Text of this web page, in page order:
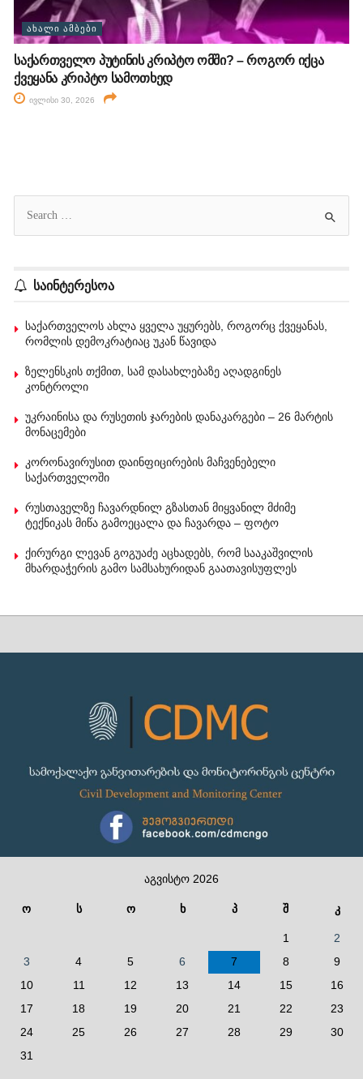
ᲐᲮᲐᲚᲘ ᲐᲛᲑᲔᲑᲘ
საქართველო პუტინის კრიპტო ომში? – როგორ იქცა
ქვეყანა კრიპტო სამოთხედ
ივლისი 30, 2026
საინტერესოა
საქართველოს ახლა ყველა უყურებს, როგორც ქვეყანას,
რომლის დემოკრატიაც უკან წავიდა
ზელენსკის თქმით, სამ დასახლებაზე აღადგინეს
კონტროლი
უკრაინისა და რუსეთის ჯარების დანაკარგები – 26 მარტის
მონაცემები
კორონავირუსით დაინფიცირების მაჩვენებელი
საქართველოში
რუსთაველზე ჩავარდნილ გზასთან მიყვანილ მძიმე
ტექნიკას მიწა გამოეცალა და ჩავარდა – ფოტო
ქირურგი ლევან გოგუაძე აცხადებს, რომ სააკაშვილის
მხარდაჭერის გამო სამსახურიდან გაათავისუფლეს
აგვისტო 2026
ო ს ო ხ პ შ კ
1
2
3
4 5 6 7 8
9
10
11 12 13 14 15
16
17
18 19 20 21 22
23
24
25 26 27 28 29
30
31